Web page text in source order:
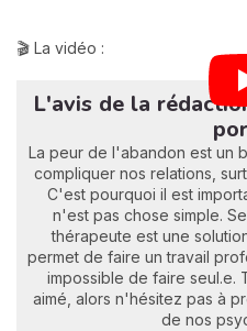
🎬 La vidéo :
L'avis de la
La peur de l'abandon est un
compliquer nos relations,
C'est pourquoi il est
n'est pas chose simple.
thérapeute est une
permet de faire un travail
impossible de faire seul.e.
aimé, alors n'hésitez pas à
de nos